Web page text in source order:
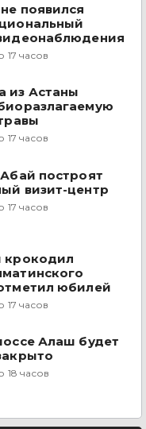
появился
17 часов
из Астаны
17 часов
построят
визит-центр
17 часов
крокодил
юбилей
17 часов
Алаш будет
18 часов